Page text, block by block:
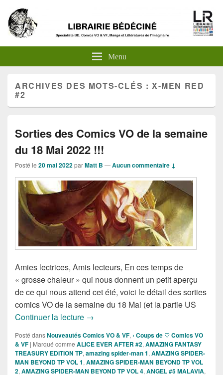
Menu
ARCHIVES DES MOTS-CLÉS :X-MEN RED
#2
Sorties des Comics VO de la semaine
du 18 Mai 2022 !!!
Posté le 20 mai 2022parMatt B —Aucun commentaire ↓
Amies lectrices, Amis lecteurs, En ces temps de
« grosse chaleur » qui nous donnent un petit aperçu
de ce qui nous attend cet été, voici le détail des sorties
comics VO de la semaine du 18 Mai (et la partie US
Continuer la lecture Sorties des Comics VO de la semaine
→
Posté dansNouveautés Comics VO & VF, › Coups de ♡ Comics VO
& VF | Marqué comme ALICE EVER AFTER #2, AMAZING FANTASY
TREASURY EDITION TP, amazing spider-man 1, AMAZING SPIDER-
MAN BEYOND TP VOL 1, AMAZING SPIDER-MAN BEYOND TP VOL
2, AMAZING SPIDER-MAN BEYOND TP VOL 4, ANGEL #5 MALAVIA,